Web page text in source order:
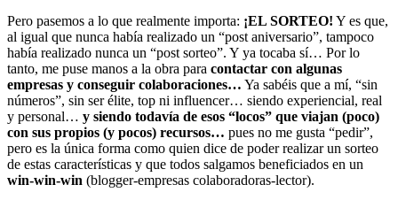
Pero pasemos a lo que realmente importa: ¡EL SORTEO! Y es que,
al igual que nunca había realizado un “post aniversario”, tampoco
había realizado nunca un “post sorteo”. Y ya tocaba sí… Por lo
tanto, me puse manos a la obra para contactar con algunas
empresas y conseguir colaboraciones… Ya sabéis que a mí, “sin
números”, sin ser élite, top ni influencer… siendo experiencial, real
y personal… y siendo todavía de esos “locos” que viajan (poco)
con sus propios (y pocos) recursos… pues no me gusta “pedir”,
pero es la única forma como quien dice de poder realizar un sorteo
de estas características y que todos salgamos beneficiados en un
win-win-win (blogger-empresas colaboradoras-lector).